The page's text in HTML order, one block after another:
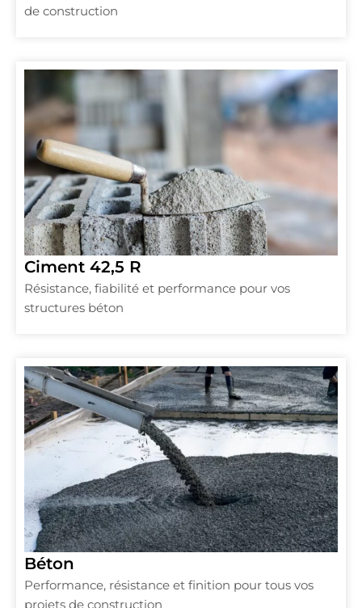
de construction
Ciment 42,5 R
Résistance, fiabilité et performance pour vos
structures béton
Béton
Performance, résistance et finition pour tous vos
projets de construction